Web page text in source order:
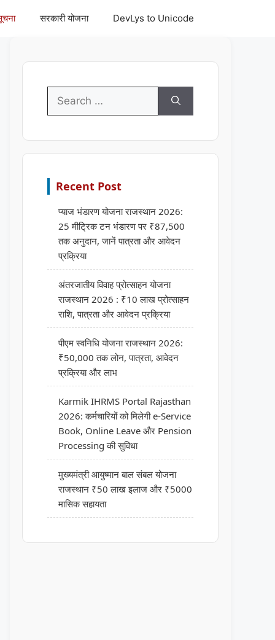
सरकारी योजना DevLys to Unicode
Search
for:
Recent Post
प्याज भंडारण योजना राजस्थान 2026:
25 मीट्रिक टन भंडारण पर ₹87,500
तक अनुदान, जानें पात्रता और आवेदन
प्रक्रिया
अंतरजातीय विवाह प्रोत्साहन योजना
राजस्थान 2026 : ₹10 लाख प्रोत्साहन
राशि, पात्रता और आवेदन प्रक्रिया
पीएम स्वनिधि योजना राजस्थान 2026:
₹50,000 तक लोन, पात्रता, आवेदन
प्रक्रिया और लाभ
Karmik IHRMS Portal Rajasthan
2026: कर्मचारियों को मिलेगी e-Service
Book, Online Leave और Pension
Processing की सुविधा
मुख्यमंत्री आयुष्मान बाल संबल योजना
राजस्थान ₹50 लाख इलाज और ₹5000
मासिक सहायता